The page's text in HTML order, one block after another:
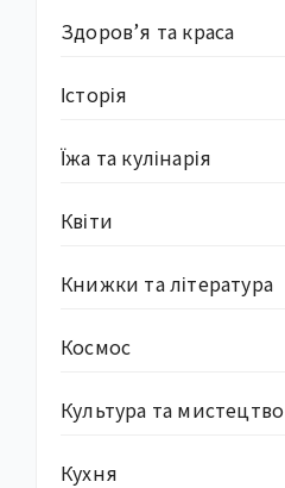
Здоров’я та краса
Історія
Їжа та кулінарія
Квіти
Книжки та література
Космос
Культура та мистецтво
Кухня